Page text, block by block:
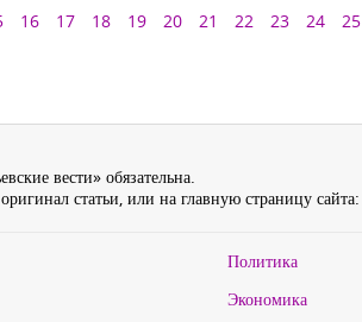
16 17 18 19 20 21 22 23 24 25
вести» обязательна.
статьи, или на главную страницу сайта:
Политика
Экономика